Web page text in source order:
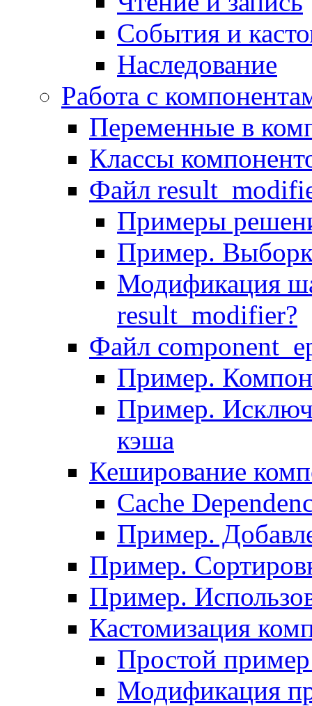
События и
Наследование
Работа с
Переменные в
Классы
Файл
Примеры
Пример.
Модификация
result_modifier?
Файл
Пример.
Пример.
кэша
Кеширование
Сache
Пример.
Пример.
Пример.
Кастомизация
Простой
Модификация